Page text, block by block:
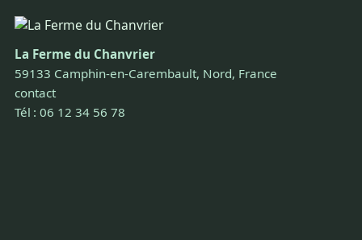
La Ferme du Chanvrier
59133 Camphin-en-Carembault, Nord, France
contact
Tél : 06 12 34 56 78